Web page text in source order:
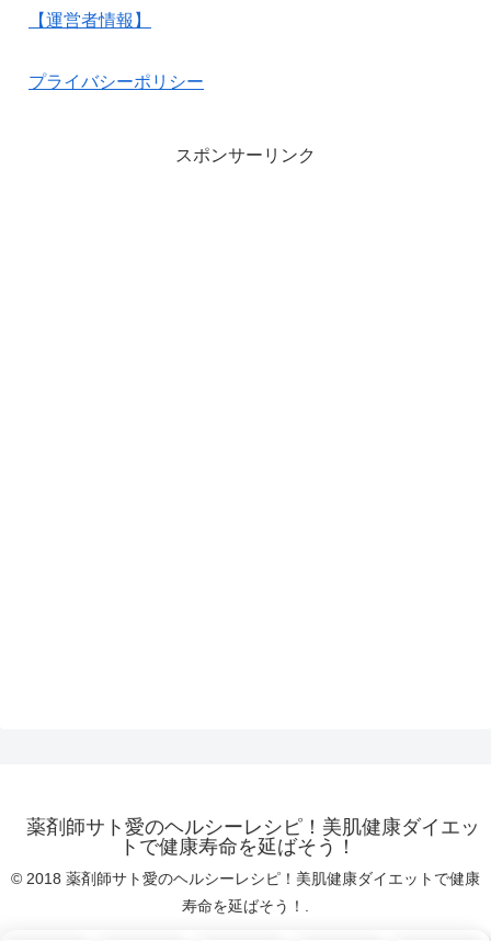
【運営者情報】
プライバシーポリシー
スポンサーリンク
薬剤師サト愛のヘルシーレシピ！美肌健康ダイエッ
トで健康寿命を延ばそう！
© 2018 薬剤師サト愛のヘルシーレシピ！美肌健康ダイエットで健康
寿命を延ばそう！.